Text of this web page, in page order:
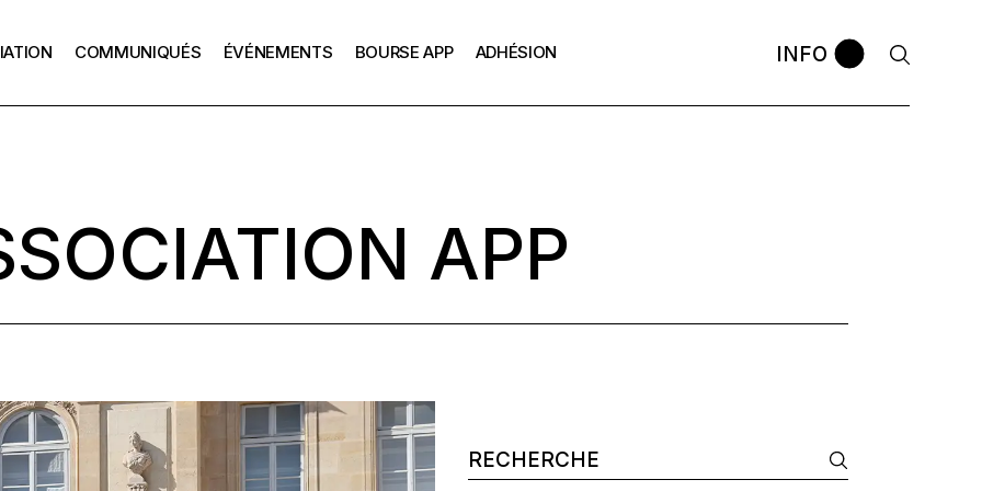
de l’APP
bureaux
APP
COMMUNIQUÉS ÉVÉNEMENTS
Les Rencontres APP
BOURSE APP
Les anciennes promos
Témoignages
ADHÉSION INFO
La mission de l’APP
Échanges avec leLa bourse APP
APP
Search